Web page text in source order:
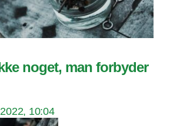
noget, man forbyder
10:04